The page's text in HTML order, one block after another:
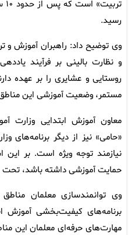
رسید.
وی توضیح داد: راهبران آموزش و
و نظارت بالینی بر فرآیند
روستایی و عشایری را بر عهده
مستمر، وضعیت آموزشی این
معاون آموزش ابتدایی وزارت
«حامی» نیز از دیگر برنامه‌های
نیازمند توجه ویژه است. بر
حمایت آموزشی داشته باشد،
وی توانمندسازی معلمان
برنامه‌های کیفیت‌بخشی آموزش
مهارت‌های حرفه‌ای معلمان این